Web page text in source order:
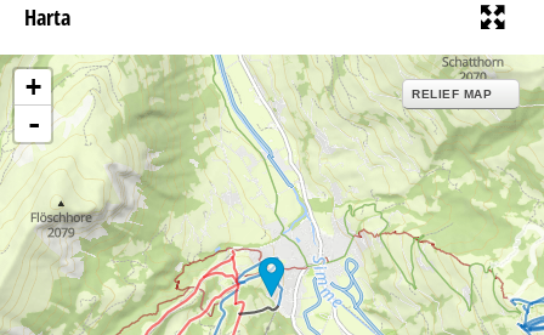
Harta
+
-
RELIEF MAP